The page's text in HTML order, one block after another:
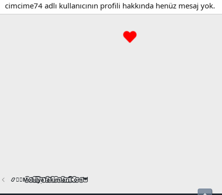
cimcime74 adlı kullanıcının profili hakkında henüz mesaj yok.
📿🧙‍♂️M͜͡o͜͡b͜͡i͜͡l͜͡y͜͡a͜͡T͜͡a͜͡k͜͡i͜͡m͜͡l͜͡a͜͡r͜͡i͜͡.͜͡C͜͡o͜͡m͜͡🦉